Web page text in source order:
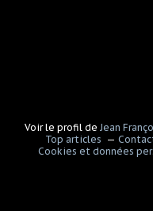
Voir le profil de Jean
Top articles
Cookies et données